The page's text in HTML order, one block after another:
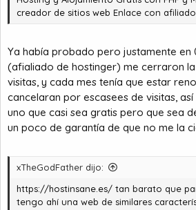
creador de sitios web Enlace con afiliado
Ya había probado pero justamente en
(afialiado de hostinger) me cerraron
visitas, y cada mes tenía que estar
cancelaran por escasees de visitas,
uno que casi sea gratis pero que sea
un poco de garantía de que no me la
xTheGodFather dijo:
https://hostinsane.es/ tan barato que
tengo ahí una web de similares